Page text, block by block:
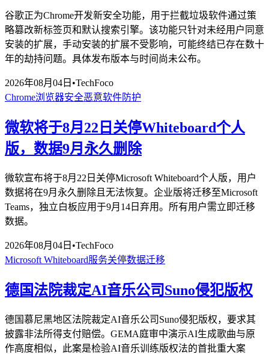
谷歌正为Chrome开发新安全功能，用于拦截垃圾软件通过策
略篡改新标签页和默认搜索引擎。该功能只针对未经用户同意
安装的扩展，手动安装的扩展不受影响，可能终结已存在数十
年的劫持问题。具体发布版本与时间尚未公布。
2026年08月04日 •TechFoco
Chrome浏览器安全恶意软件防护
微软将于8月22日关停Whiteboard个人
版，数据9月永久删除
微软宣布将于8月22日关停Microsoft Whiteboard个人版，用户
数据将在9月永久删除且无法恢复。企业版将迁移至Microsoft
Teams，独立白板应用于9月14日弃用。所有用户需立即迁移
数据。
2026年08月04日 •TechFoco
Microsoft Whiteboard服务关停数据迁移
德国法院裁定AI音乐公司Suno侵犯版权
德国慕尼黑地区法院裁定AI音乐公司Suno侵犯版权，要求其
披露非法所得支付赔偿。GEMA庭审中演示AI生成歌曲与原
作高度相似，此案是检验AI音乐训练版权法的首批重大案